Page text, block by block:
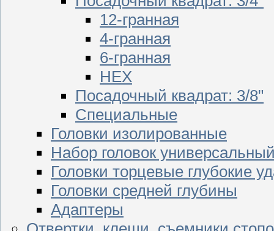
12-гранная
4-гранная
6-гранная
HEX
Посадочный квадрат: 3/8"
Специальные
Головки изолированные
Набор головок
Головки торцевые глубокие
Головки средней глубины
Адаптеры